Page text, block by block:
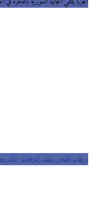
بريطانيا تخفض سقف التوقعات بشأن